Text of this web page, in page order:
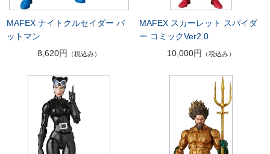
MAFEX ナイトクルセイダー バ
ットマン
8,620円
（税込み）
MAFEX スカーレット スパイダ
ー コミックVer2.0
10,000円
（税込み）